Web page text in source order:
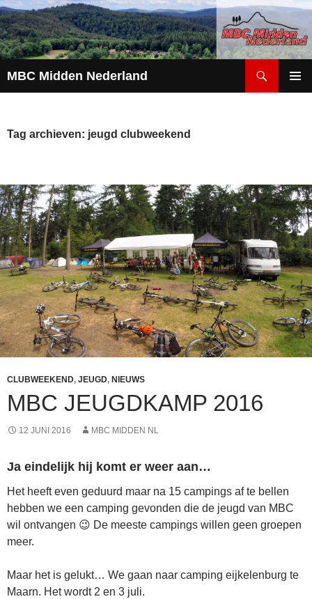
MBC Midden Nederland
INHOUD
Tag archieven: jeugd clubweekend
CLUBWEEKEND, JEUGD, NIEUWS
MBC JEUGDKAMP 2016
12 JUNI 2016 MBC MIDDEN NL
Ja eindelijk hij komt er weer aan…
Het heeft even geduurd maar na 15 campings af te bellen
hebben we een camping gevonden die de jeugd van MBC
wil ontvangen 😉 De meeste campings willen geen groepen
meer.
Maar het is gelukt… We gaan naar camping eijkelenburg te
Maarn. Het wordt 2 en 3 juli.